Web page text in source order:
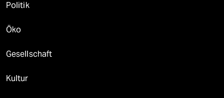
Politik
Öko
Gesellschaft
Kultur